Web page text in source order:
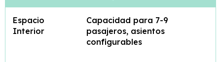
Espacio
Interior
Capacidad para 7-9
pasajeros, asientos
configurables